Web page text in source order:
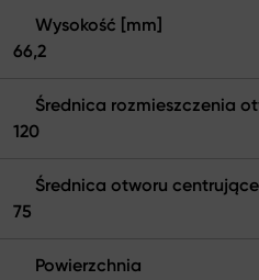
Wysokość [mm]
66,2
Średnica rozmieszczenia
120
Średnica otworu
75
Powierzchnia